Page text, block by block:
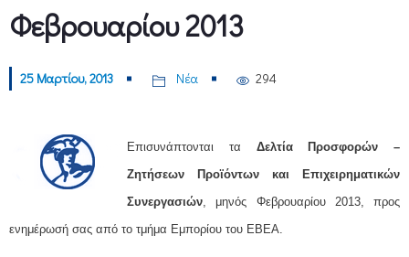
Φεβρουαρίου 2013
25 Μαρτίου, 2013 Νέα 294
Επισυνάπτονται τα Δελτία Προσφορών –
Ζητήσεων Προϊόντων και Επιχειρηματικών
Συνεργασιών, μηνός Φεβρουαρίου 2013, προς
ενημέρωσή σας από το τμήμα Εμπορίου του ΕΒΕΑ.